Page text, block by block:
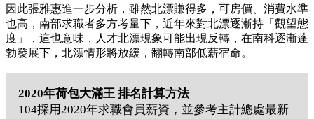
因此張雅惠進一步分析，雖然北漂賺得多，可房價、消費水準
也高，南部求職者多方考量下，近年來對北漂逐漸持「觀望態
度」，這也意味，人才北漂現象可能出現反轉，在南科逐漸蓬
勃發展下，北漂情形將放緩，翻轉南部低薪宿命。
2020年荷包大滿王 排名計算方法
104採用2020年求職會員薪資，並參考主計總處最新